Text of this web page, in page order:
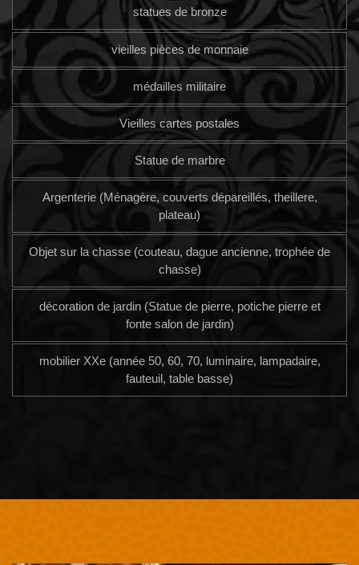
statues de bronze
vieilles pièces de monnaie
médailles militaire
Vieilles cartes postales
Statue de marbre
Argenterie (Ménagère, couverts dépareillés, theillere,
plateau)
Objet sur la chasse (couteau, dague ancienne, trophée de
chasse)
décoration de jardin (Statue de pierre, potiche pierre et
fonte salon de jardin)
mobilier XXe (année 50, 60, 70, luminaire, lampadaire,
fauteuil, table basse)